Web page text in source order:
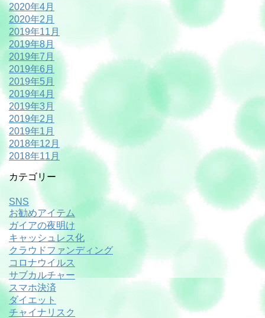
2020年4月
2020年2月
2019年11月
2019年8月
2019年7月
2019年6月
2019年5月
2019年4月
2019年3月
2019年2月
2019年1月
2018年12月
2018年11月
カテゴリー
SNS
お勧めアイテム
ガイアの夜明け
キャッシュレス化
クラウドファンディング
コロナウイルス
サブカルチャー
スマホ決済
ダイエット
チャイナリスク